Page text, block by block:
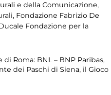
e della Comunicazione,
Fondazione Fabrizio De
Fondazione per la
Roma: BNL – BNP Paribas,
dei Paschi di Siena, il Gioco